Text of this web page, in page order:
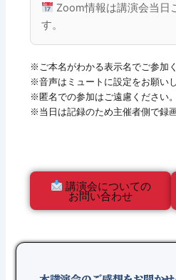
Zoom情報は講演会当日
す。
※ご本名がわかる表示名でご参加く
※音声はミュートに設定をお願いし
※匿名での参加はご遠慮ください。
※当日は記録のため主催者側で録
講演会についての
お問い合わせ